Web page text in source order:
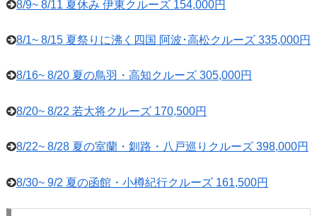
8/9~ 8/11 夏休み 伊東クルーズ 154,000円
8/1~ 8/15 夏祭りに沸く四国 阿波･高松クルーズ 335,000円
8/16~ 8/20 夏の鳥羽・高知クルーズ 305,000円
8/20~ 8/22 若大将クルーズ 170,500円
8/22~ 8/28 夏の室蘭・釧路・八戸巡りクルーズ 398,000円
8/30~ 9/2 夏の函館・小樽紀行クルーズ 161,500円